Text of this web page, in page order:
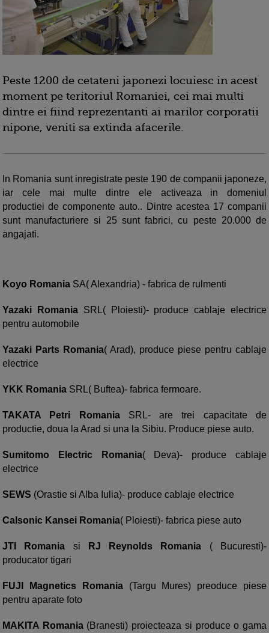
Peste 1200 de cetateni japonezi locuiesc in acest
moment pe teritoriul Romaniei, cei mai multi
dintre ei fiind reprezentanti ai marilor corporatii
nipone, veniti sa extinda afacerile.
In Romania sunt inregistrate peste 190 de companii japoneze,
iar cele mai multe dintre ele activeaza in domeniul
productiei de componente auto.. Dintre acestea 17 companii
sunt manufacturiere si 25 sunt fabrici, cu peste 20.000 de
angajati.
Koyo Romania SA( Alexandria) - fabrica de rulmenti
Yazaki RomaniaSRL( Ploiesti)- produce cablaje electrice
pentru automobile
Yazaki Parts Romania( Arad), produce piese pentru cablaje
electrice
YKK Romania SRL( Buftea)- fabrica fermoare.
TAKATA Petri RomaniaSRL- are trei capacitate de
productie, doua la Arad si una la Sibiu. Produce piese auto.
Sumitomo Electric Romania( Deva)- produce cablaje
electrice
SEWS (Orastie si Alba Iulia)- produce cablaje electrice
Calsonic Kansei Romania( Ploiesti)- fabrica piese auto
JTI Romania si RJ Reynolds Romania ( Bucuresti)-
producator tigari
FUJI Magnetics Romania(Targu Mures) preoduce piese
pentru aparate foto
MAKITA Romania(Branesti) proiecteaza si produce o gama